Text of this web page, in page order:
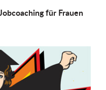
für Frauen